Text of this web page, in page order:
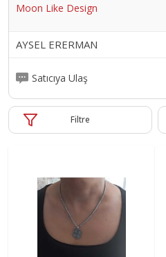
Moon Like Design
AYSEL ERERMAN
Satıcıya Ulaş
Filtre